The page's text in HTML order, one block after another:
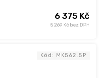
5 269 Kč bez DPH
6 375 Kč
Kód: MK562.5P